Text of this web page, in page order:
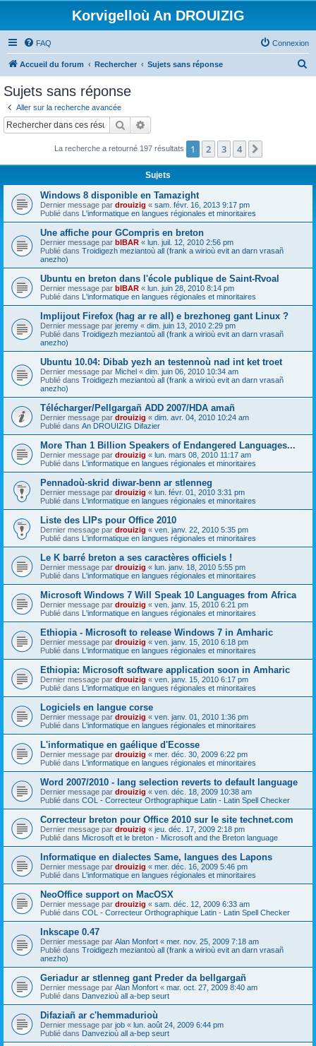
Korvigelloù An DROUIZIG
FAQ Connexion
Accueil du forum Rechercher Sujets sans réponse
c
Sujets sans réponse
Aller sur la recherche avancée
Rechercher
La recherche a retourné 197 résultats 1 2 3 4
Sujets
Windows 8 disponible en Tamazight
Dernier message par drouizig « sam. févr. 16, 2013 9:17 pm
Publié dans L'informatique en langues régionales et minoritaires
Une affiche pour GCompris en breton
Dernier message par bIBAR « lun. juil. 12, 2010 2:56 pm
Publié dans Troidigezh meziantoù all (frank a wirioù evit an darn vrasañ
anezho)
Ubuntu en breton dans l'école publique de Saint-Rvoal
Dernier message par bIBAR « lun. juin 28, 2010 8:14 pm
Publié dans L'informatique en langues régionales et minoritaires
Implijout Firefox (hag ar re all) e brezhoneg gant Linux ?
Dernier message par jeremy « dim. juin 13, 2010 2:29 pm
Publié dans Troidigezh meziantoù all (frank a wirioù evit an darn vrasañ
anezho)
Ubuntu 10.04: Dibab yezh an testennoù nad int ket troet
Dernier message par Michel « dim. juin 06, 2010 10:34 am
Publié dans Troidigezh meziantoù all (frank a wirioù evit an darn vrasañ
anezho)
Télécharger/Pellgargañ ADD 2007/HDA amañ
Dernier message par drouizig « dim. avr. 04, 2010 10:24 am
Publié dans An DROUIZIG Difazier
More Than 1 Billion Speakers of Endangered Languages...
Dernier message par drouizig « lun. mars 08, 2010 11:17 am
Publié dans L'informatique en langues régionales et minoritaires
Pennadoù-skrid diwar-benn ar stlenneg
Dernier message par drouizig « lun. févr. 01, 2010 3:31 pm
Publié dans L'informatique en langues régionales et minoritaires
Liste des LIPs pour Office 2010
Dernier message par drouizig « ven. janv. 22, 2010 5:35 pm
Publié dans L'informatique en langues régionales et minoritaires
Le K barré breton a ses caractères officiels !
Dernier message par drouizig « lun. janv. 18, 2010 5:55 pm
Publié dans L'informatique en langues régionales et minoritaires
Microsoft Windows 7 Will Speak 10 Languages from Africa
Dernier message par drouizig « ven. janv. 15, 2010 6:21 pm
Publié dans L'informatique en langues régionales et minoritaires
Ethiopia - Microsoft to release Windows 7 in Amharic
Dernier message par drouizig « ven. janv. 15, 2010 6:18 pm
Publié dans L'informatique en langues régionales et minoritaires
Ethiopia: Microsoft software application soon in Amharic
Dernier message par drouizig « ven. janv. 15, 2010 6:17 pm
Publié dans L'informatique en langues régionales et minoritaires
Logiciels en langue corse
Dernier message par drouizig « ven. janv. 01, 2010 1:36 pm
Publié dans L'informatique en langues régionales et minoritaires
L'informatique en gaélique d'Ecosse
Dernier message par drouizig « mer. déc. 30, 2009 6:22 pm
Publié dans L'informatique en langues régionales et minoritaires
Word 2007/2010 - lang selection reverts to default language
Dernier message par drouizig « ven. déc. 18, 2009 10:38 am
Publié dans COL - Correcteur Orthographique Latin - Latin Spell Checker
Correcteur breton pour Office 2010 sur le site technet.com
Dernier message par drouizig « jeu. déc. 17, 2009 2:18 pm
Publié dans Microsoft et le breton - Microsoft and the Breton language
Informatique en dialectes Same, langues des Lapons
Dernier message par drouizig « mer. déc. 16, 2009 5:46 pm
Publié dans L'informatique en langues régionales et minoritaires
NeoOffice support on MacOSX
Dernier message par drouizig « sam. déc. 12, 2009 6:33 am
Publié dans COL - Correcteur Orthographique Latin - Latin Spell Checker
Inkscape 0.47
Dernier message par Alan Monfort « mer. nov. 25, 2009 7:18 am
Publié dans Troidigezh meziantoù all (frank a wirioù evit an darn vrasañ
anezho)
Geriadur ar stlenneg gant Preder da bellgargañ
Dernier message par Alan Monfort « mar. oct. 27, 2009 8:40 am
Publié dans Danvezioù all a-bep seurt
Difaziañ ar c'hemmadurioù
Dernier message par job « lun. août 24, 2009 6:44 pm
Publié dans Danvezioù all a-bep seurt